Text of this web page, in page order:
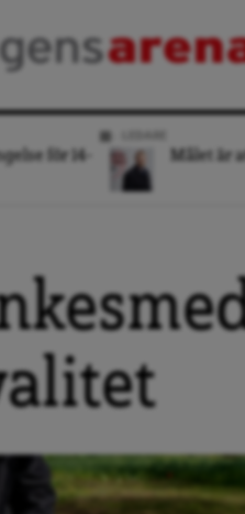
för 14-
Målet är